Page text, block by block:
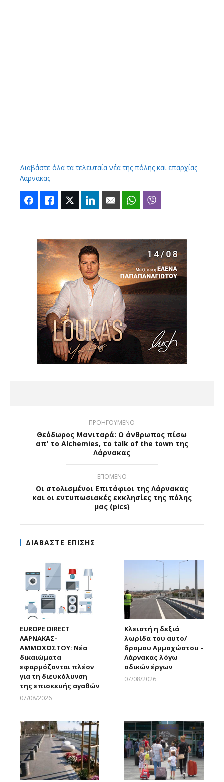
Διαβάστε όλα τα τελευταία νέα της πόλης και επαρχίας
Λάρνακας
FacebookLike Twitter LinkedIn Email WhatsApp
ΠΡΟΗΓΟΥΜΕΝΟ
Θεόδωρος Μανιταρά: Ο άνθρωπος πίσω
απ’ το Alchemies, το talk of the town της
Λάρνακας
ΕΠΟΜΕΝΟ
Οι στολισμένοι Επιτάφιοι της Λάρνακας
και οι εντυπωσιακές εκκλησίες της πόλης
μας (pics)
ΔΙΑΒΑΣΤΕ ΕΠΙΣΗΣ
EUROPE DIRECT
ΛΑΡΝΑΚΑΣ-
ΑΜΜΟΧΩΣΤΟΥ: Νέα
δικαιώματα
εφαρμόζονται πλέον
για τη διευκόλυνση
της επισκευής αγαθών
07/08/2026
Κλειστή η δεξιά
λωρίδα του αυτο/
δρομου Αμμοχώστου –
Λάρνακας λόγω
οδικών έργων
07/08/2026